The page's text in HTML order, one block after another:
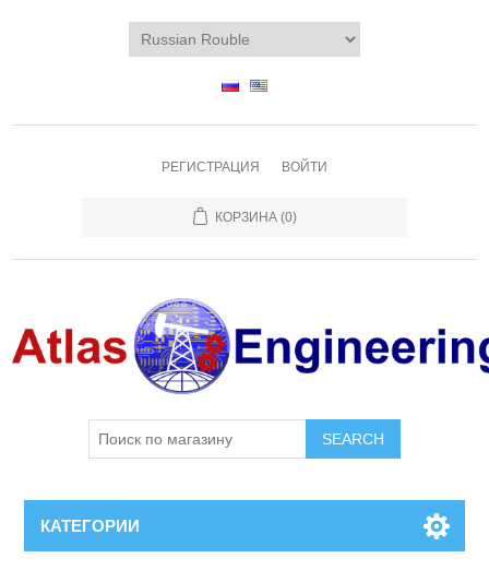
РЕГИСТРАЦИЯ ВОЙТИ
КОРЗИНА (0)
КАТЕГОРИИ